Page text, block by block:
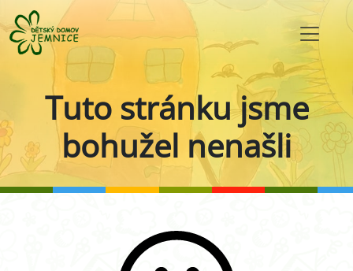
Tuto stránku jsme
bohužel nenašli